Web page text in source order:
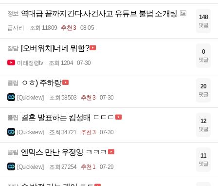
정보 역대급 끝까지간다.사건사고 유튜브 불법 소개팅
곱사리 조회 11809 추천 3 08-05
148
댓글
잡담 [오버워치]너네 뭐함?
미래정령tv 조회 1204 07-30
0
댓글
클립 ㅇㅎ) 주하랑
[Quickview] 조회 58503 추천 3 07-30
20
댓글
클립 결혼 발표하는 킴성태 ㄷㄷㄷ
[Quickview] 조회 34721 추천 3 07-30
12
댓글
클립 엔믹스 만난 우정잉 ㅋㅋㅋ
[Quickview] 조회 27254 추천 1 07-29
11
댓글